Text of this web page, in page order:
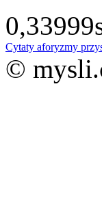
Cytaty aforyzmy
©